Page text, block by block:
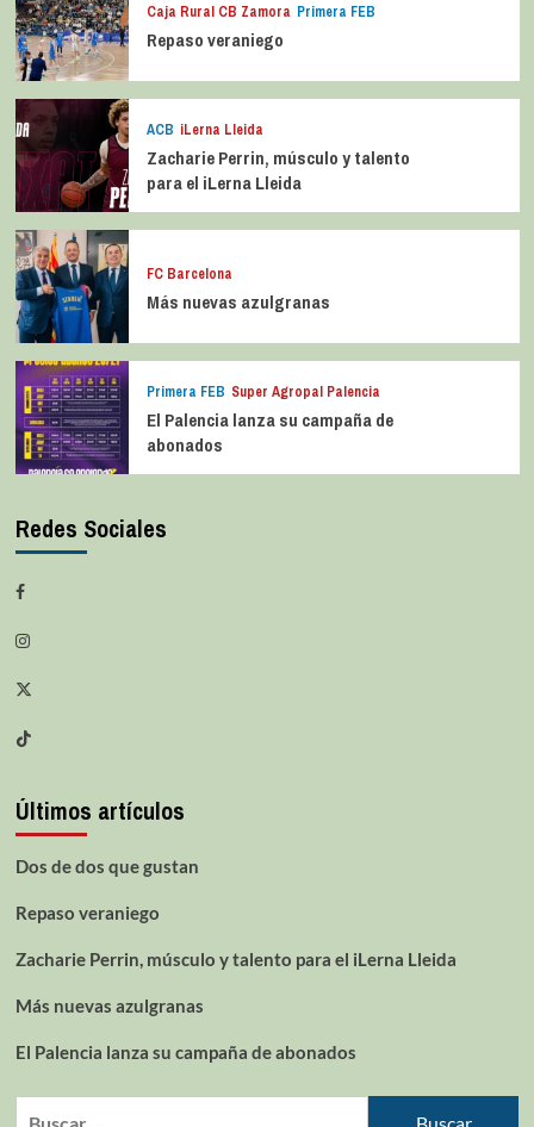
Caja Rural CB Zamora Primera FEB
Repaso veraniego
ACB iLerna Lleida
Zacharie Perrin, músculo y talento
para el iLerna Lleida
FC Barcelona
Más nuevas azulgranas
Primera FEB Super Agropal Palencia
El Palencia lanza su campaña de
abonados
Redes Sociales
Últimos artículos
Dos de dos que gustan
Repaso veraniego
Zacharie Perrin, músculo y talento para el iLerna Lleida
Más nuevas azulgranas
El Palencia lanza su campaña de abonados